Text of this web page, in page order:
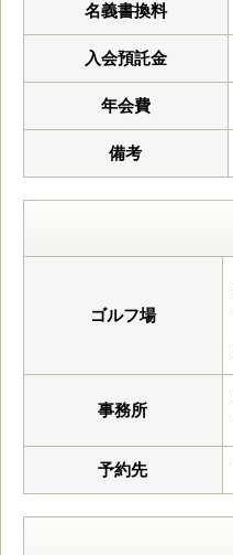
名義書換料
入会預託金
年会費
備考
ゴルフ場
事務所
予約先